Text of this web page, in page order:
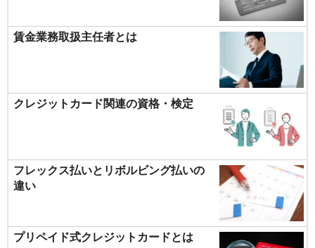
賃金業務取扱主任者とは
クレジットカード関連の資格・検定
フレックス払いとリボルビング払いの
違い
プリペイド式クレジットカードとは